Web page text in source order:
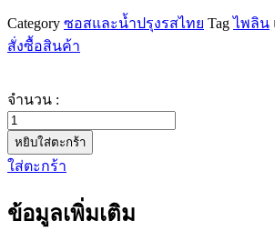
Category ซอสและน้ำปรุงรสไทย Tag ไพลิน
สั่งซื้อสินค้า
จำนวน :
จำนวน
ซอส
ก๋วยเตี๋ยว
ตรา
หยิบใส่ตะกร้า
ใส่ตะกร้า
ข้อมูลเพิ่มเติม